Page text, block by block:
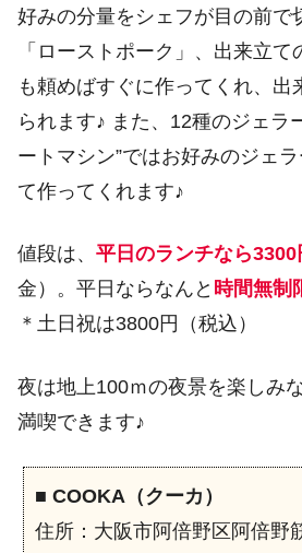
好みの分量をシェフが目の前で
「ローストポーク」、出来立て
も頼めばすぐに作ってくれ、出
られます♪ また、12種のジェラ
ートマシン”ではお好みのジェ
て作ってくれます♪
値段は、 平日のランチなら3300
金）。平日ならなんと 時間無制
＊土日祝は3800円（税込）
夜は地上100ｍの夜景を楽しみ
満喫できます♪
■ COOKA（クーカ）
住所：大阪市阿倍野区阿倍野